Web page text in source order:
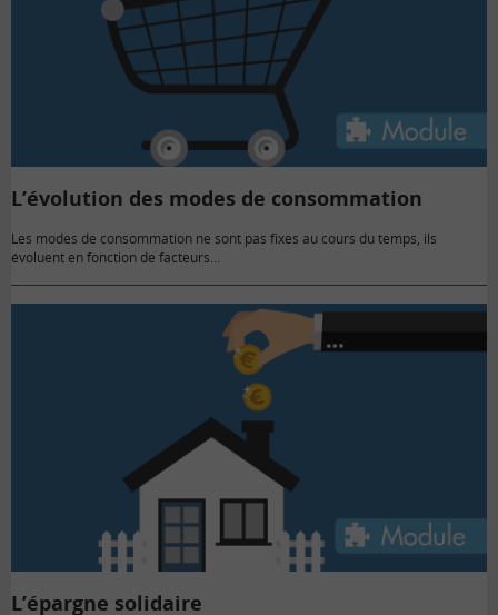
L’évolution des modes de consommation
Les modes de consommation ne sont pas fixes au cours du temps, ils
évoluent en fonction de facteurs…
L’épargne solidaire